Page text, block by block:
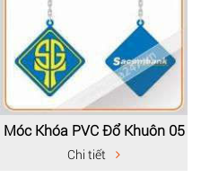
Móc Khóa PVC Đổ Khuôn 05
Chi tiết